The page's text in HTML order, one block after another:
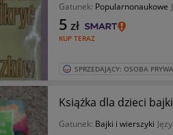
Gatunek: Popularnonaukowe
KUP TERAZ
5 zł
SPRZEDAJĄCY: OSOBA
Książka dla dzieci
Gatunek: Bajki i wierszyki